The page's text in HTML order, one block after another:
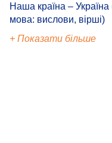
Наша країна – Україна
мова: вислови, вірші)
+ Показати більше